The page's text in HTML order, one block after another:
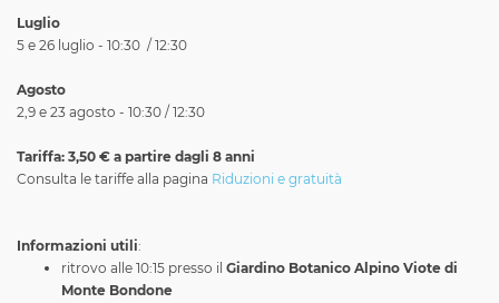
Luglio
5 e 26 luglio - 10:30 / 12:30
Agosto
2,9 e 23 agosto - 10:30 / 12:30
Tariffa: 3,50 € a partire dagli 8 anni
Consulta le tariffe alla pagina Riduzioni e gratuità
Informazioni utili:
ritrovo alle 10:15 presso il Giardino Botanico Alpino Viote di
Monte Bondone